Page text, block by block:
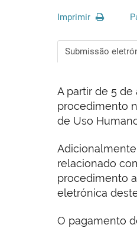
Imprimir
Submissão
A partir de 5 de
procedimento
de Uso
relacionado
procedimento
eletrónica
O pagamento